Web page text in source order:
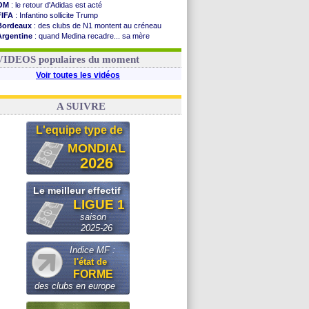
: le retour d'Adidas est acté
: Infantino sollicite Trump
: des clubs de N1 montent au créneau
: quand Medina recadre... sa mère
: Paixão attire un 2e club anglais
populaires du moment
Voir toutes les vidéos
A SUIVRE
L'equipe type de
MONDIAL
2026
Le meilleur effectif
LIGUE 1
saison
2025-26
Indice MF :
l'état de
FORME
des clubs en europe